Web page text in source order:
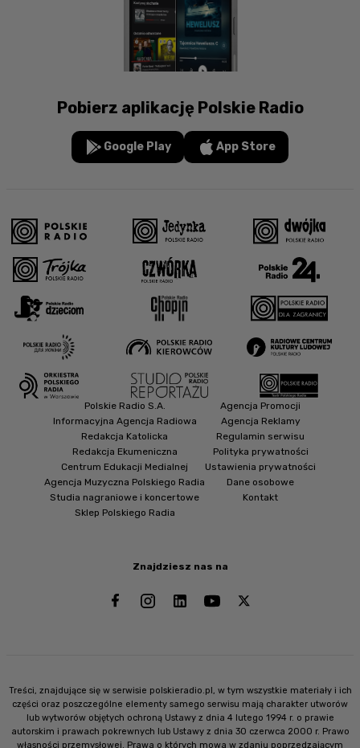
Pobierz aplikację Polskie Radio
Google Play App Store
Znajdziesz nas na
Polskie Radio S.A.
Informacyjna Agencja Radiowa
Redakcja Katolicka
Redakcja Ekumeniczna
Centrum Edukacji Medialnej
Agencja Muzyczna Polskiego Radia
Studia nagraniowe i koncertowe
Sklep Polskiego Radia
Agencja Promocji
Agencja Reklamy
Regulamin serwisu
Polityka prywatności
Ustawienia prywatności
Dane osobowe
Kontakt
Treści, znajdujące się w serwisie polskieradio.pl, w tym wszystkie materiały i ich
części oraz poszczególne elementy samego serwisu mają charakter utworów
lub wytworów objętych ochroną Ustawy z dnia 4 lutego 1994 r. o prawie
autorskim i prawach pokrewnych lub Ustawy z dnia 30 czerwca 2000 r. Prawo
własności przemysłowej. Prawa o których mowa w zdaniu poprzedzającym